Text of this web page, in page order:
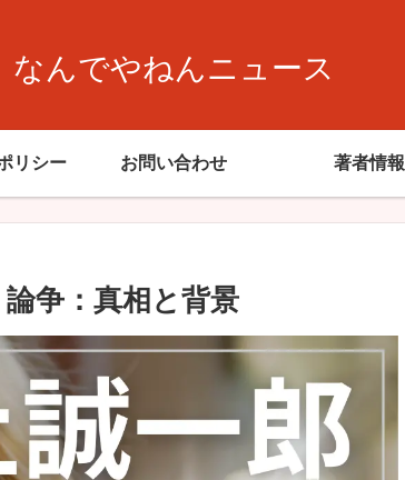
なんでやねんニュース
リシー お問い合わせ 著者情報
争：真相と背景